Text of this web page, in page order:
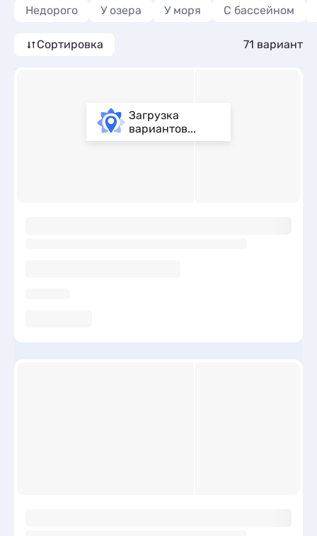
Недорого У озера У моря С бассейном
Сортировка 71 вариант
Загрузка
вариантов...